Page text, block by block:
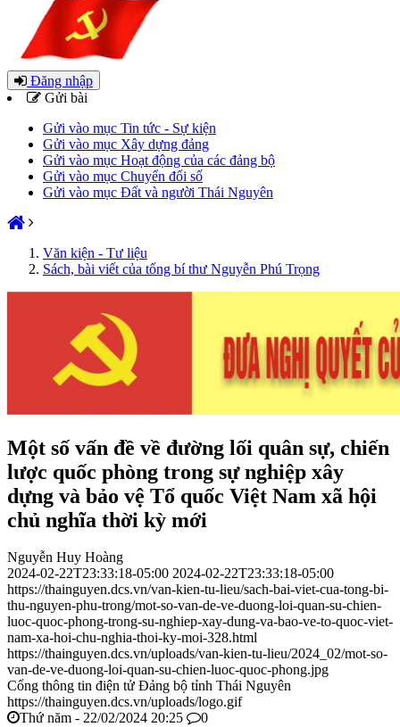
Đăng nhập
Gửi bài
Gửi vào mục Tin tức - Sự kiện
Gửi vào mục Xây dựng đảng
Gửi vào mục Hoạt động của các đảng bộ
Gửi vào mục Chuyển đổi số
Gửi vào mục Đất và người Thái Nguyên
Văn kiện - Tư liệu
Sách, bài viết của tổng bí thư Nguyễn Phú Trọng
Một số vấn đề về đường lối quân sự, chiến
lược quốc phòng trong sự nghiệp xây
dựng và bảo vệ Tổ quốc Việt Nam xã hội
chủ nghĩa thời kỳ mới
Nguyễn Huy Hoàng
2024-02-22T23:33:18-05:00 2024-02-22T23:33:18-05:00
https://thainguyen.dcs.vn/van-kien-tu-lieu/sach-bai-viet-cua-tong-bi-
thu-nguyen-phu-trong/mot-so-van-de-ve-duong-loi-quan-su-chien-
luoc-quoc-phong-trong-su-nghiep-xay-dung-va-bao-ve-to-quoc-viet-
nam-xa-hoi-chu-nghia-thoi-ky-moi-328.html
https://thainguyen.dcs.vn/uploads/van-kien-tu-lieu/2024_02/mot-so-
van-de-ve-duong-loi-quan-su-chien-luoc-quoc-phong.jpg
Cổng thông tin điện tử Đảng bộ tỉnh Thái Nguyên
https://thainguyen.dcs.vn/uploads/logo.gif
Thứ năm - 22/02/2024 20:25
0